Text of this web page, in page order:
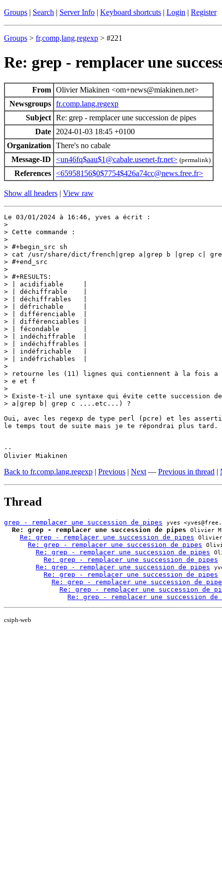
Groups | Search | Server Info | Keyboard shortcuts | Login | Register
Groups > fr.comp.lang.regexp > #221
Re: grep - remplacer une
From Olivier Miakinen <om+news@miakinen.net>
Newsgroups fr.comp.lang.regexp
Subject Re: grep - remplacer une succession de pipes
Date
2024-01-03 18:45 +0100
Organization
There's no cabale
Message-ID
<un46fq$aau$1@cabale.usenet-fr.net> (permalink)
References <65958156$0$7754$426a74cc@news.free.fr>
Show all headers | View raw
Le 03/01/2024 à 16:46, yves a écrit :
>
> Cette commande :
>
> #+begin_src sh
> cat /usr/share/dict/french|grep a|grep b |grep c|
> #+end_src
>
> #+RESULTS:
> | acidifiable     |
> | déchiffrable    |
> | déchiffrables   |
> | défrichable     |
> | différenciable  |
> | différenciables |
> | fécondable      |
> | indéchiffrable  |
> | indéchiffrables |
> | indéfrichable   |
> | indéfrichables  |
>
> retourne les (11) lignes qui contiennent à la fois
> e et f
>
> Existe-t-il une syntaxe qui évite cette succession
> a|grep b| grep c ....etc...) ?
Oui, avec les regexp de type perl (pcre) et les
le temps tout de suite mais je te répondrai plus tard.
--
Olivier Miakinen
Back to fr.comp.lang.regexp | Previous | Next — Previous in thread |
Thread
grep - remplacer une succession de pipes yves
Re: grep - remplacer une succession de pipes Olivier
Re: grep - remplacer une succession de pipes Olivier
Re: grep - remplacer une succession de pipes
Re: grep - remplacer une succession de pipes
Re: grep - remplacer une succession de pipes
Re: grep - remplacer une succession de pipes
Re: grep - remplacer une succession de pipes
Re: grep - remplacer une succession de
Re: grep - remplacer une succession de
Re: grep - remplacer une succession de
csiph-web